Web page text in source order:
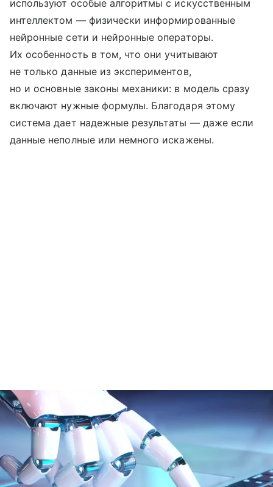
используют особые алгоритмы с искусственным
интеллектом — физически информированные
нейронные сети и нейронные операторы.
Их особенность в том, что они учитывают
не только данные из экспериментов,
но и основные законы механики: в модель сразу
включают нужные формулы. Благодаря этому
система дает надежные результаты — даже если
данные неполные или немного искажены.